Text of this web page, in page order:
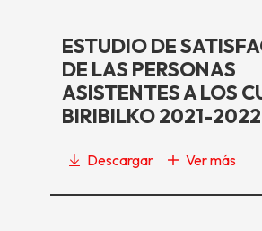
ESTUDIO DE
DE LAS PERSONAS
ASISTENTES A LOS
BIRIBILKO 2021-2022
Descargar Ver más